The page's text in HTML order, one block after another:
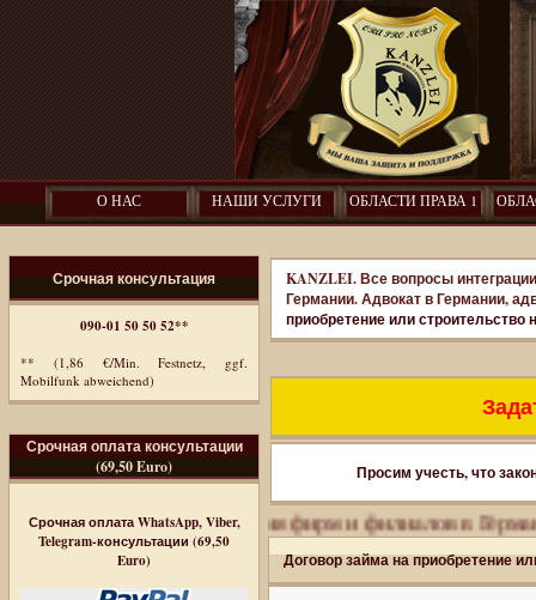
О НАС НАШИ УСЛУГИ ОБЛАСТИ ПРАВА 1
Срочная консультация
090-01 50 50 52**
** (1,86 €/Min. Festnetz, ggf.
Mobilfunk abweichend)
Срочная оплата консультации
(69,50 Euro)
Срочная оплата WhatsApp, Viber,
Telegram-консультации (69,50
Euro)
KANZLEI. Все вопросы
Германии. Адвокат в Германии,
приобретение или
Просим учесть, что
Регистрация фирм и филиалов в Германии.
Договор займа на приобретение